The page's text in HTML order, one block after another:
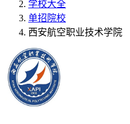
学校大全
单招院校
西安航空职业技术学院